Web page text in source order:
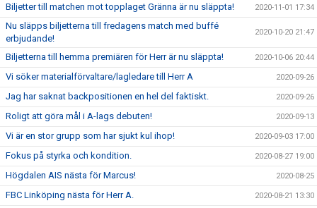
Biljetter till matchen mot topplaget Gränna är nu släppta! 2020-11-01 17:34
Nu släpps biljetterna till fredagens match med buffé
erbjudande!
2020-10-20 21:47
Biljetterna till hemma premiären för Herr är nu släppta! 2020-10-06 20:44
Vi söker materialförvaltare/lagledare till Herr A 2020-09-26
Jag har saknat backpositionen en hel del faktiskt. 2020-09-26
Roligt att göra mål i A-lags debuten! 2020-09-13
Vi är en stor grupp som har sjukt kul ihop! 2020-09-03 17:00
Fokus på styrka och kondition. 2020-08-27 19:00
Högdalen AIS nästa för Marcus! 2020-08-25
FBC Linköping nästa för Herr A. 2020-08-21 13:30